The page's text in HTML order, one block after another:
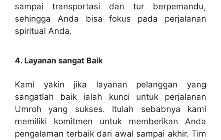
sampai transportasi dan tur berpemandu,
sehingga Anda bisa fokus pada perjalanan
spiritual Anda.
4. Layanan sangat Baik
Kami yakin jika layanan pelanggan yang
sangatlah baik ialah kunci untuk perjalanan
Umroh yang sukses. Itulah sebabnya kami
memiliki komitmen untuk memberikan Anda
pengalaman terbaik dari awal sampai akhir. Tim